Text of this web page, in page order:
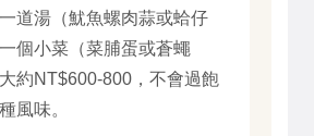
道湯（魷魚螺肉蒜或蛤仔
個小菜（菜脯蛋或蒼蠅
約NT$600-800，不會過飽
風味。